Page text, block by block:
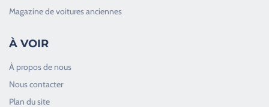
Magazine de voitures anciennes
À VOIR
À propos de nous
Nous contacter
Plan du site